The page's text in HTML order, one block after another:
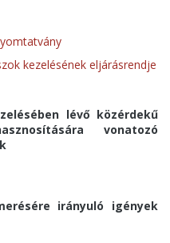
kezelésének eljárásrendje
lévő közérdekű
vonatozó
irányuló igények